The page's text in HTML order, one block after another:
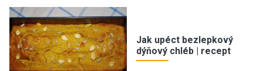
Jak upéct bezlepkový
dýňový chléb | recept